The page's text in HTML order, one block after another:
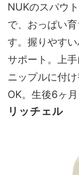
NUKのスパウ
で、おっぱい
す。握りやす
サポート。上
ニップルに付
OK。生後6ヶ
リッチェル